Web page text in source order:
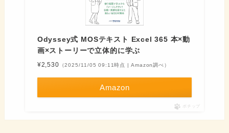
Odyssey式 MOSテキスト Excel 365 本×動
画×ストーリーで立体的に学ぶ
¥2,530 （2025/11/05 09:11時点 | Amazon調べ）
Amazon
ポチップ